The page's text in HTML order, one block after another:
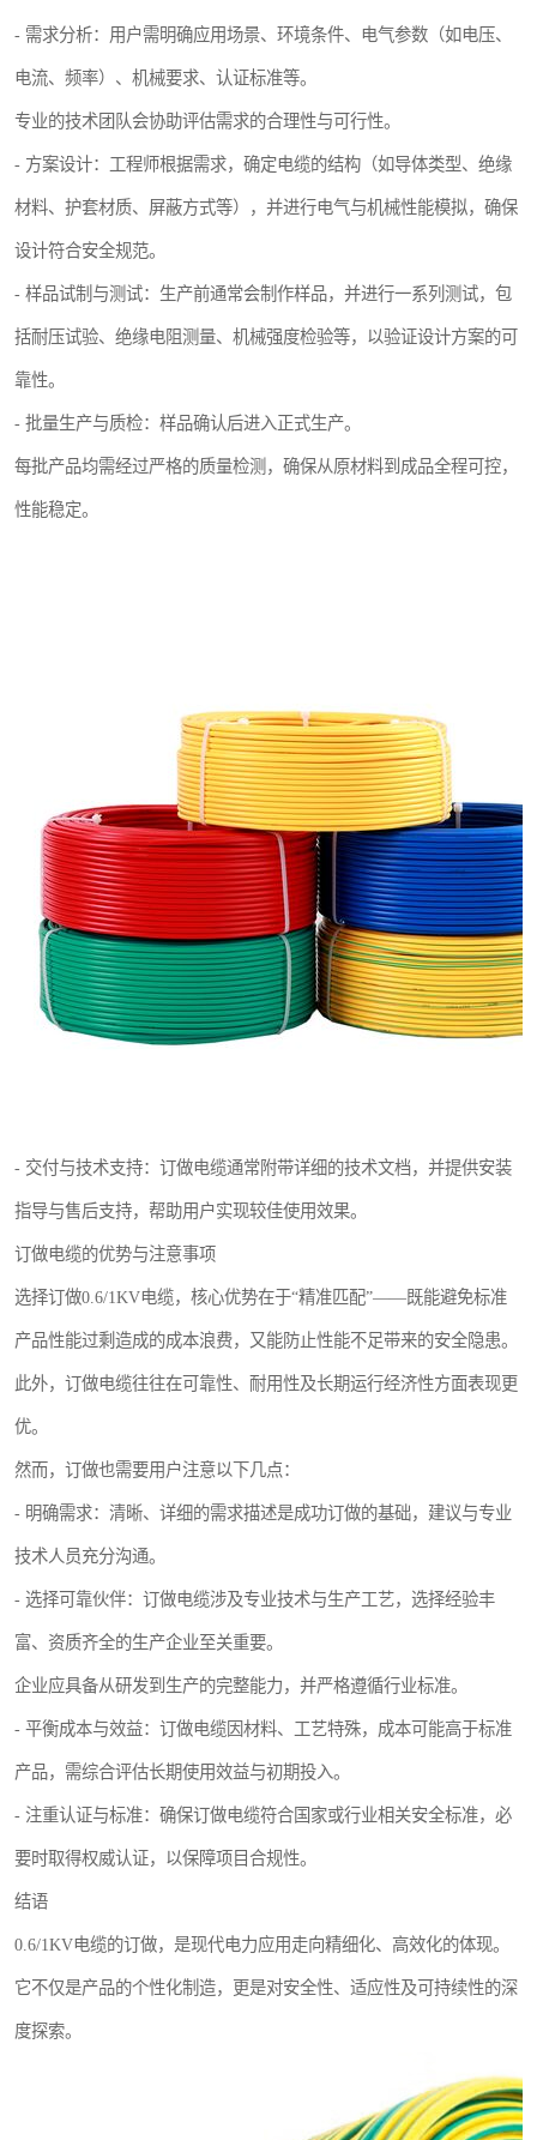
- 需求分析：用户需明确应用场景、环境条件、电气参数（如电压、
电流、频率）、机械要求、认证标准等。
专业的技术团队会协助评估需求的合理性与可行性。
- 方案设计：工程师根据需求，确定电缆的结构（如导体类型、绝缘
材料、护套材质、屏蔽方式等），并进行电气与机械性能模拟，确保
设计符合安全规范。
- 样品试制与测试：生产前通常会制作样品，并进行一系列测试，包
括耐压试验、绝缘电阻测量、机械强度检验等，以验证设计方案的可
靠性。
- 批量生产与质检：样品确认后进入正式生产。
每批产品均需经过严格的质量检测，确保从原材料到成品全程可控，
性能稳定。
- 交付与技术支持：订做电缆通常附带详细的技术文档，并提供安装
指导与售后支持，帮助用户实现较佳使用效果。
订做电缆的优势与注意事项
选择订做0.6/1KV电缆，核心优势在于“精准匹配”——既能避免标准
产品性能过剩造成的成本浪费，又能防止性能不足带来的安全隐患。
此外，订做电缆往往在可靠性、耐用性及长期运行经济性方面表现更
优。
然而，订做也需要用户注意以下几点：
- 明确需求：清晰、详细的需求描述是成功订做的基础，建议与专业
技术人员充分沟通。
- 选择可靠伙伴：订做电缆涉及专业技术与生产工艺，选择经验丰
富、资质齐全的生产企业至关重要。
企业应具备从研发到生产的完整能力，并严格遵循行业标准。
- 平衡成本与效益：订做电缆因材料、工艺特殊，成本可能高于标准
产品，需综合评估长期使用效益与初期投入。
- 注重认证与标准：确保订做电缆符合国家或行业相关安全标准，必
要时取得权威认证，以保障项目合规性。
结语
0.6/1KV电缆的订做，是现代电力应用走向精细化、高效化的体现。
它不仅是产品的个性化制造，更是对安全性、适应性及可持续性的深
度探索。